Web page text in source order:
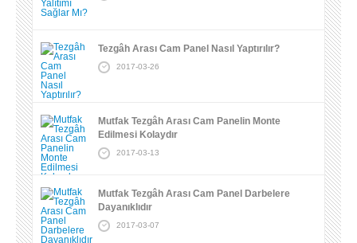
Tezgâh Arası Cam Panel Nasıl Yaptırılır?
2017-03-26
Mutfak Tezgâh Arası Cam Panelin Monte
Edilmesi Kolaydır
2017-03-13
Mutfak Tezgâh Arası Cam Panel Darbelere
Dayanıklıdır
2017-03-07